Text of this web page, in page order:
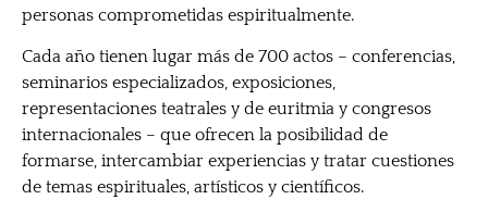
personas comprometidas espiritualmente.
Cada año tienen lugar más de 700 actos – conferencias,
seminarios especializados, exposiciones,
representaciones teatrales y de euritmia y congresos
internacionales – que ofrecen la posibilidad de
formarse, intercambiar experiencias y tratar cuestiones
de temas espirituales, artísticos y científicos.